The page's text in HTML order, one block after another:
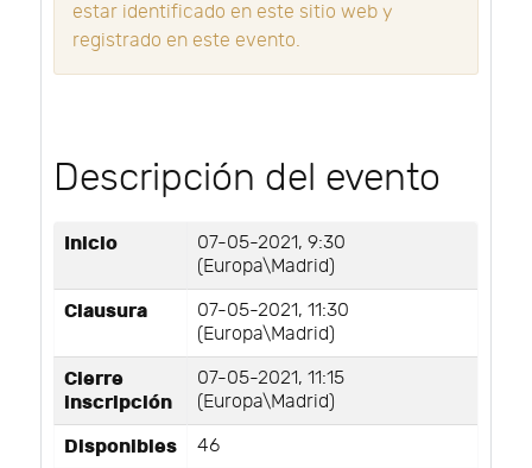
estar identificado en este sitio web y
registrado en este evento.
Descripción del evento
Inicio
07-05-2021, 9:30
(Europa\Madrid)
Clausura
07-05-2021, 11:30
(Europa\Madrid)
Cierre
inscripción
07-05-2021, 11:15
(Europa\Madrid)
Disponibles 46